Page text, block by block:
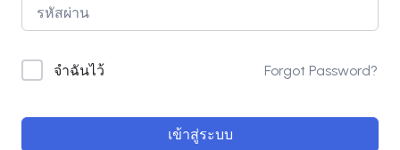
จำฉันไว้ Forgot Password?
เข้าสู่ระบบ